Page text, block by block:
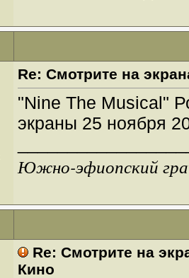
Re: Смотрите на
"Nine The Musical"
экраны 25 ноября
Южно-эфиопский
Re: Смотрите на
Кино